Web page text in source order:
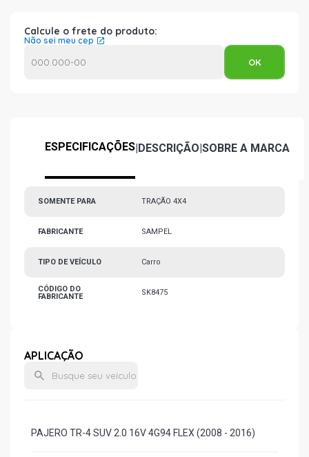
Calcule o frete do produto:
Não sei meu cep
ESPECIFICAÇÕES|DESCRIÇÃO|SOBRE A MARCA
SOMENTE PARA TRAÇÃO 4X4
FABRICANTE SAMPEL
TIPO DE VEÍCULO Carro
CÓDIGO DO
FABRICANTE
SK8475
APLICAÇÃO
PAJERO TR-4 SUV 2.0 16V 4G94 FLEX (2008 - 2016)